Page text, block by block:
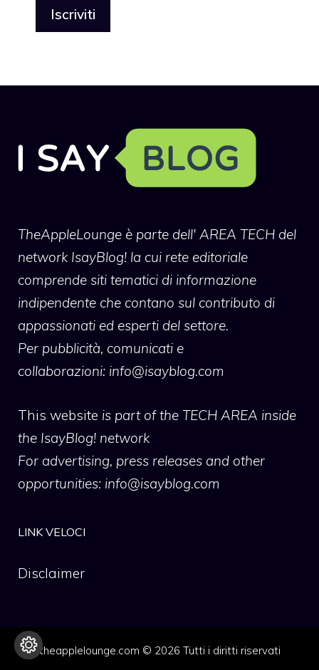
TheAppleLounge è parte dell' AREA TECH del
network IsayBlog! la cui rete editoriale
comprende siti tematici di informazione
indipendente che contano sul contributo di
appassionati ed esperti del settore.
Per pubblicità, comunicati e
collaborazioni: info@isayblog.com
This website is part of the TECH AREA inside
the IsayBlog! network
For advertising, press releases and other
opportunities: info@isayblog.com
LINK VELOCI
Disclaimer
theapplelounge.com © 2026 Tutti i diritti riservati